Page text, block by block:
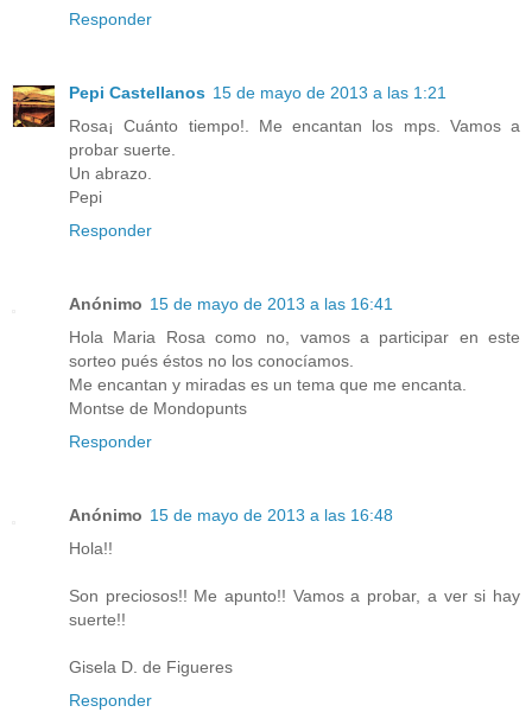
Responder
Pepi Castellanos 15 de mayo de 2013 a las 1:21
Rosa¡ Cuánto tiempo!. Me encantan los mps. Vamos a
probar suerte.
Un abrazo.
Pepi
Responder
Anónimo 15 de mayo de 2013 a las 16:41
Hola Maria Rosa como no, vamos a participar en este
sorteo pués éstos no los conocíamos.
Me encantan y miradas es un tema que me encanta.
Montse de Mondopunts
Responder
Anónimo 15 de mayo de 2013 a las 16:48
Hola!!
Son preciosos!! Me apunto!! Vamos a probar, a ver si hay
suerte!!
Gisela D. de Figueres
Responder